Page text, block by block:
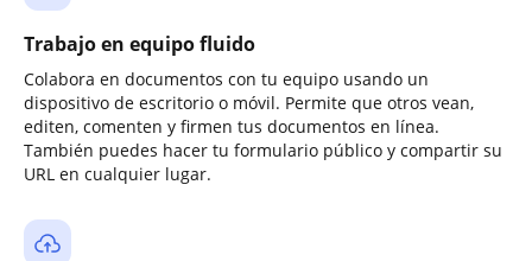
Trabajo en equipo fluido
Colabora en documentos con tu equipo usando un
dispositivo de escritorio o móvil. Permite que otros vean,
editen, comenten y firmen tus documentos en línea.
También puedes hacer tu formulario público y compartir su
URL en cualquier lugar.